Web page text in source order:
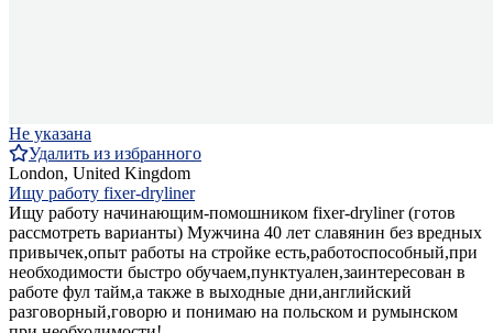
Не указана
Удалить из избранного
London, United Kingdom
Ищу работу fixer-dryliner
Ищу работу начинающим-помошником fixer-dryliner (готов
рассмотреть варианты) Мужчина 40 лет славянин без вредных
привычек,опыт работы на стройке есть,работоспособный,при
необходимости быстро обучаем,пунктуален,заинтересован в
работе фул тайм,а также в выходные дни,английский
разговорный,говорю и понимаю на польском и румынском